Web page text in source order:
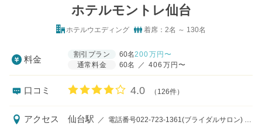
ホテルモントレ仙台
ホテルウエディング 着席：2名 ～ 130名
料金
割引プラン 60名200万円〜
通常料金
60名 ／ 406万円〜
口コミ 口コミ評価
4.0 （126件）
アクセス 仙台駅 ／ 電話番号022-723-1361(ブライダルサロン) ※受付時間10：00～18：00(火・水定休日)祝日は営業させていただいております。 仙台駅/ＪＲ仙台駅西口より徒歩3分、地下鉄南北線仙台駅南2出入口より徒歩1分